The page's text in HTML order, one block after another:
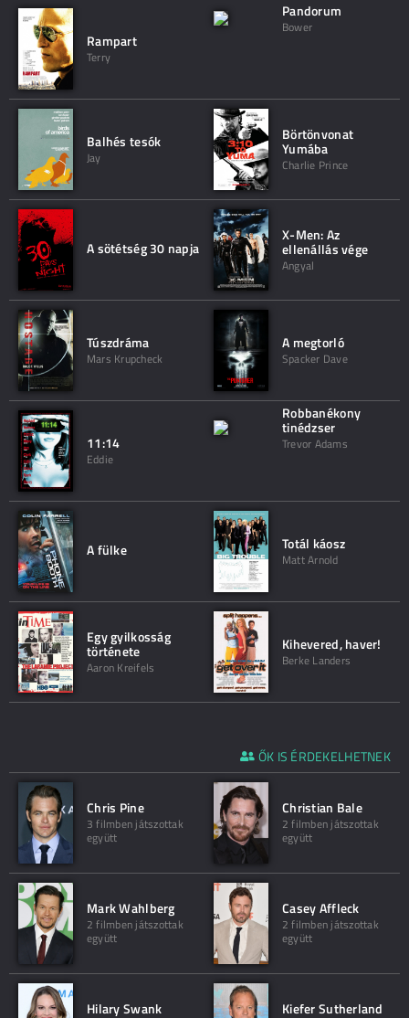
Rampart
Terry
Pandorum
Bower
Balhés tesók
Jay
Börtönvonat
Yumába
Charlie Prince
A sötétség 30 napja
X-Men: Az
ellenállás vége
Angyal
Túszdráma
Mars Krupcheck
A megtorló
Spacker Dave
11:14
Eddie
Robbanékony
tinédzser
Trevor Adams
A fülke Totál káosz
Matt Arnold
Egy gyilkosság
története
Aaron Kreifels
Kihevered, haver!
Berke Landers
ŐK IS ÉRDEKELHETNEK
Chris Pine
3 filmben játszottak
együtt
Christian Bale
2 filmben játszottak
együtt
Mark Wahlberg
2 filmben játszottak
együtt
Casey Affleck
2 filmben játszottak
együtt
Hilary Swank Kiefer Sutherland